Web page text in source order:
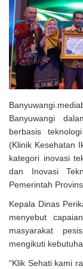
Uji Coba Program
Banyuwangi
berbasis
(Klinik Kesehatan
kategori inovasi
dan Inovasi
Pemerintah
Kepala Dinas
menyebut
masyarakat
mengikuti
“Klik Sehati kami